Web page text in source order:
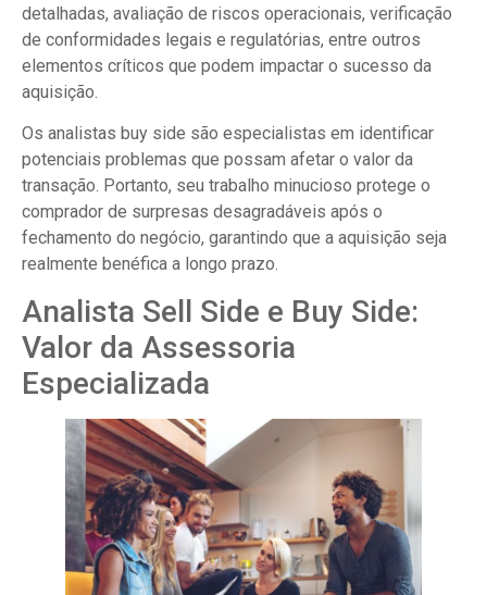
detalhadas, avaliação de riscos operacionais, verificação
de conformidades legais e regulatórias, entre outros
elementos críticos que podem impactar o sucesso da
aquisição.
Os analistas buy side são especialistas em identificar
potenciais problemas que possam afetar o valor da
transação. Portanto, seu trabalho minucioso protege o
comprador de surpresas desagradáveis após o
fechamento do negócio, garantindo que a aquisição seja
realmente benéfica a longo prazo.
Analista Sell Side e Buy Side:
Valor da Assessoria
Especializada